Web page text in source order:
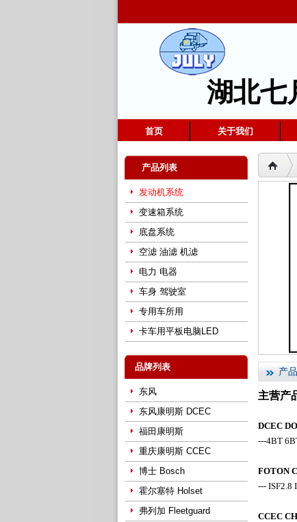
湖北七
首页 关于我们
产品列表
发动机系统
变速箱系统
底盘系统
空滤 油滤 机滤
电力 电器
车身 驾驶室
专用车所用
卡车用平板电脑LED
品牌列表
东风
东风康明斯 DCEC
福田康明斯
重庆康明斯 CCEC
博士 Bosch
霍尔塞特 Holset
弗列加 Fleetguard
产
主营产
DCEC
---4BT
FOTON
--- ISF2.8
CCEC